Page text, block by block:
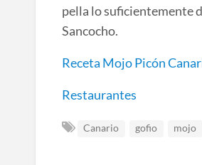
pella lo suficientemente
Sancocho.
Receta Mojo Picón
Restaurantes
Canario gofio mojo